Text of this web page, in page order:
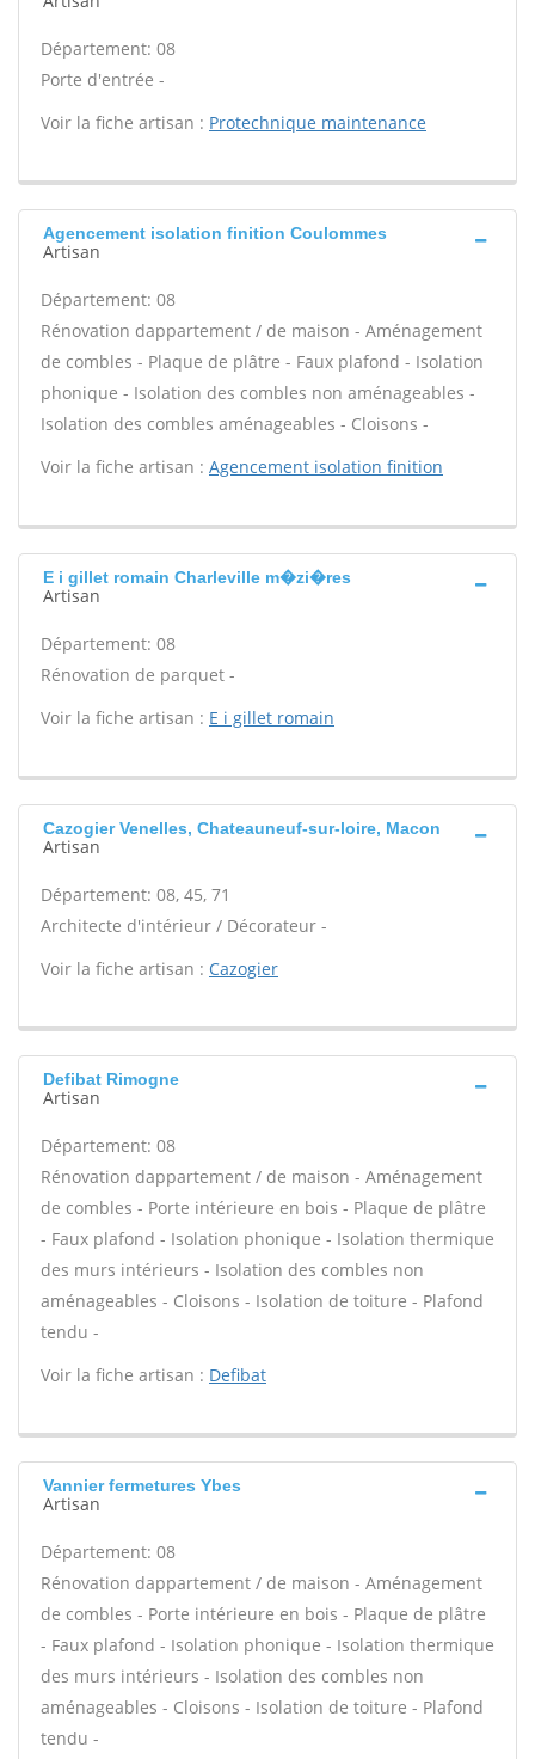
Département: 08
Porte d'entrée -
Voir la fiche artisan : Protechnique maintenance
Agencement isolation finition Coulommes
Artisan
Département: 08
Rénovation dappartement / de maison - Aménagement
de combles - Plaque de plâtre - Faux plafond - Isolation
phonique - Isolation des combles non aménageables -
Isolation des combles aménageables - Cloisons -
Voir la fiche artisan : Agencement isolation finition
E i gillet romain Charleville m�zi�res
Artisan
Département: 08
Rénovation de parquet -
Voir la fiche artisan : E i gillet romain
Cazogier Venelles, Chateauneuf-sur-loire, Macon
Artisan
Département: 08, 45, 71
Architecte d'intérieur / Décorateur -
Voir la fiche artisan : Cazogier
Defibat Rimogne
Artisan
Département: 08
Rénovation dappartement / de maison - Aménagement
de combles - Porte intérieure en bois - Plaque de plâtre
- Faux plafond - Isolation phonique - Isolation thermique
des murs intérieurs - Isolation des combles non
aménageables - Cloisons - Isolation de toiture - Plafond
tendu -
Voir la fiche artisan : Defibat
Vannier fermetures Ybes
Artisan
Département: 08
Rénovation dappartement / de maison - Aménagement
de combles - Porte intérieure en bois - Plaque de plâtre
- Faux plafond - Isolation phonique - Isolation thermique
des murs intérieurs - Isolation des combles non
aménageables - Cloisons - Isolation de toiture - Plafond
tendu -